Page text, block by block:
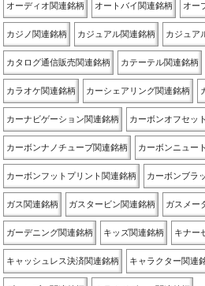
オーディオ関連銘柄 オートバイ関連銘柄 オー
カジノ関連銘柄 カジュアル関連銘柄 カジュア
カタログ通信販売関連銘柄 カテーテル関連銘柄
カラオケ関連銘柄 カーシェアリング関連銘柄
カーナビゲーション関連銘柄 カーボンオフセッ
カーボンナノチューブ関連銘柄 カーボンニュー
カーボンフットプリント関連銘柄 カーボンブラ
ガス関連銘柄 ガスタービン関連銘柄 ガスメー
ガーデニング関連銘柄 キッズ関連銘柄 キナー
キャッシュレス決済関連銘柄 キャラクター関連